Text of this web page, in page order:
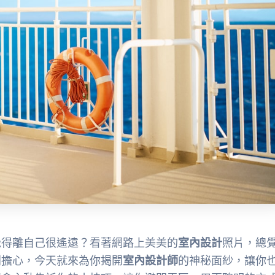
離自己很遙遠？看著網路上美美的室內設計照片，總
心，今天就來為你揭開室內設計師的神秘面紗，讓你